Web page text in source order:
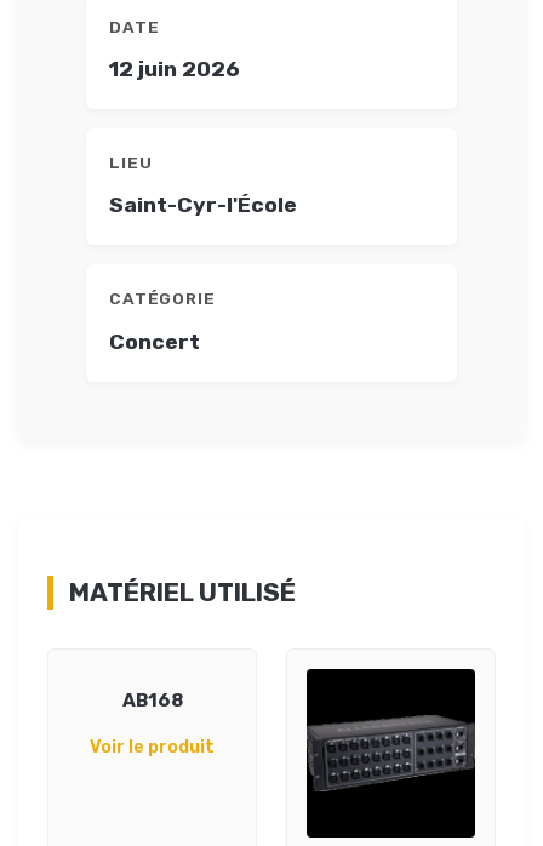
DATE
12 juin 2026
LIEU
Saint-Cyr-l'École
CATÉGORIE
Concert
MATÉRIEL UTILISÉ
AB168
Voir le produit